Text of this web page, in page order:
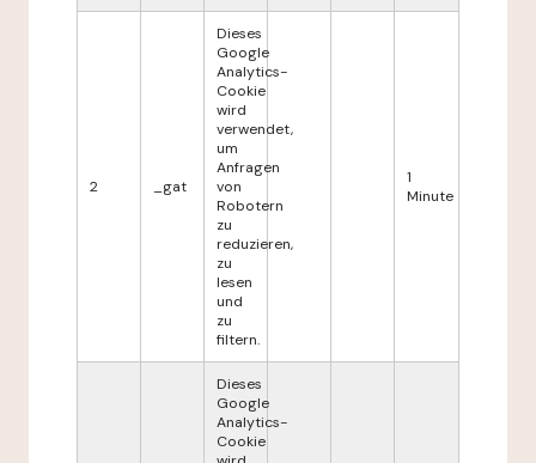
2 _gat
Dieses
Google
Analytics-
Cookie
wird
verwendet,
um
Anfragen
von
Robotern
zu
reduzieren,
zu
lesen
und
zu
filtern.
1
Minute
Dieses
Google
Analytics-
Cookie